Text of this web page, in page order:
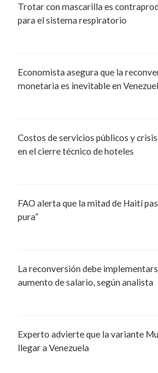
Trotar con mascarilla es
para el sistema respiratorio
Economista asegura que la
monetaria es inevitable en
Costos de servicios públicos y
en el cierre técnico de hoteles
FAO alerta que la mitad de Haití
pura”
La reconversión debe
aumento de salario, según analista
Experto advierte que la variante
llegar a Venezuela